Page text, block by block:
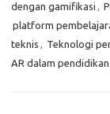
dengan gamifikasi ,
platform
teknis , Teknologi
AR dalam pendidikan